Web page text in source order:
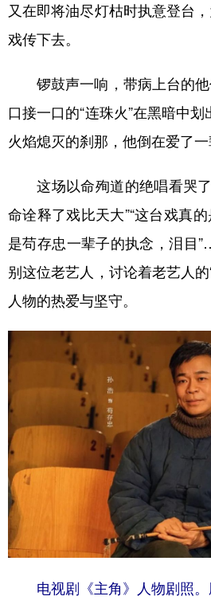
又在即将油尽灯枯时执意登台
戏传下去。
锣鼓声一响，带病上台的他
口接一口的“连珠火”在黑暗中划
火焰熄灭的刹那，他倒在爱了一
这场以命殉道的绝唱看哭了
命诠释了戏比天大”“这台戏真
是苟存忠一辈子的执念，泪目
别这位老艺人，讨论着老艺人
人物的热爱与坚守。
电视剧《主角》人物剧照。